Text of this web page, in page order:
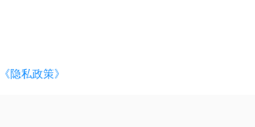
《隐私政策》